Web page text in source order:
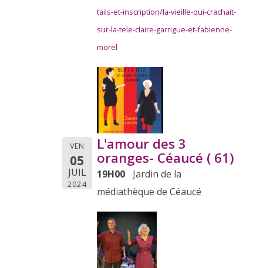
tails-et-inscription/la-vieille-qui-crachait-
sur-la-tele-claire-garrigue-et-fabienne-
morel
VEN
05
JUIL
2024
L'amour des 3
oranges- Céaucé ( 61)
19H00
Jardin de la
médiathèque de Céaucé